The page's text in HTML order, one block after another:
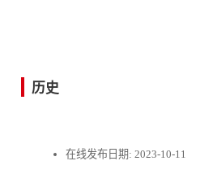
历史
在线发布日期: 2023-10-11